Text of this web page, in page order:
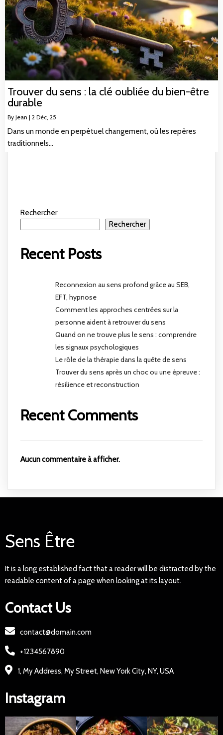
Trouver du sens : la clé oubliée du bien-être
durable
By Jean | 2 Déc, 25
Dans un monde en perpétuel changement, où les repères
traditionnels…
Rechercher
Rechercher
Recent Posts
Reconnexion au sens profond grâce au SEB,
EFT, hypnose
Comment les approches centrées sur la
personne aident à retrouver du sens
Quand on ne trouve plus le sens : comprendre
les signaux psychologiques
Le rôle de la thérapie dans la quête de sens
Trouver du sens après un choc ou une épreuve :
résilience et reconstruction
Recent Comments
Aucun commentaire à afficher.
Sens Être
It is a long established fact that a reader will be distracted by the
readable content of a page when looking at its layout.
Contact Us
contact@domain.com
+1234567890
1, My Address, My Street, New York City, NY, USA
Instagram